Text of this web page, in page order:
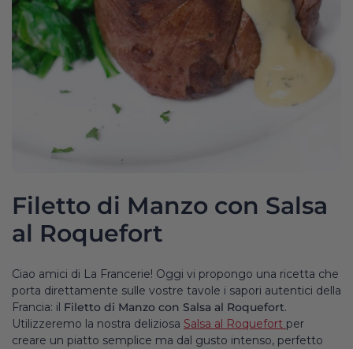
Filetto di Manzo con Salsa
al Roquefort
Ciao amici di La Francerie! Oggi vi propongo una ricetta che
porta direttamente sulle vostre tavole i sapori autentici della
Francia: il Filetto di Manzo con Salsa al Roquefort.
Utilizzeremo la nostra deliziosa Salsa al Roquefort per
creare un piatto semplice ma dal gusto intenso, perfetto